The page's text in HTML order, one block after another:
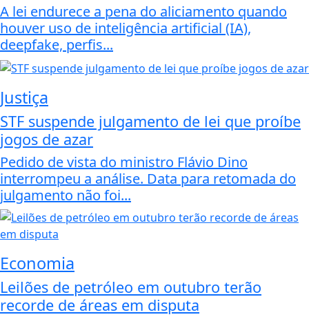
A lei endurece a pena do aliciamento quando
houver uso de inteligência artificial (IA),
deepfake, perfis...
Justiça
STF suspende julgamento de lei que proíbe
jogos de azar
Pedido de vista do ministro Flávio Dino
interrompeu a análise. Data para retomada do
julgamento não foi...
Economia
Leilões de petróleo em outubro terão
recorde de áreas em disputa